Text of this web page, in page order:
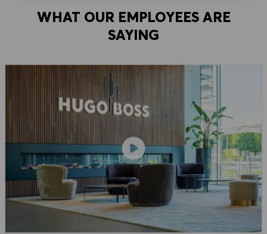
WHAT OUR EMPLOYEES ARE
SAYING